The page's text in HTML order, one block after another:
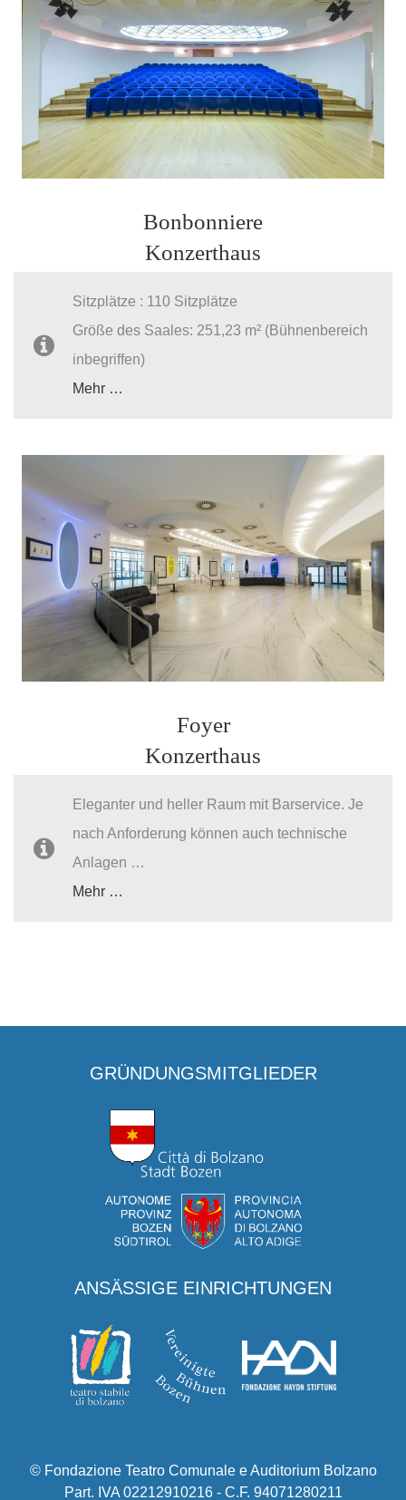
Bonbonniere
Konzerthaus
Sitzplätze : 110 Sitzplätze
Größe des Saales: 251,23 m² (Bühnenbereich
inbegriffen)
Mehr …
Foyer
Konzerthaus
Eleganter und heller Raum mit Barservice. Je
nach Anforderung können auch technische
Anlagen …
Mehr …
GRÜNDUNGSMITGLIEDER
ANSÄSSIGE EINRICHTUNGEN
© Fondazione Teatro Comunale e Auditorium Bolzano
Part. IVA 02212910216 - C.F. 94071280211